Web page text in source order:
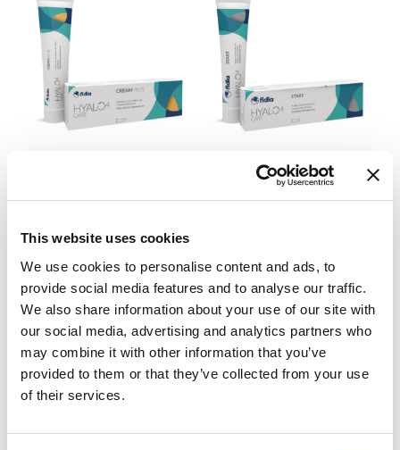
This website uses cookies
We use cookies to personalise content and ads, to
provide social media features and to analyse our traffic.
We also share information about your use of our site with
our social media, advertising and analytics partners who
may combine it with other information that you’ve
provided to them or that they’ve collected from your use
of their services.
AU PANIER
HYALO4 CARE
START®
AU PANIER